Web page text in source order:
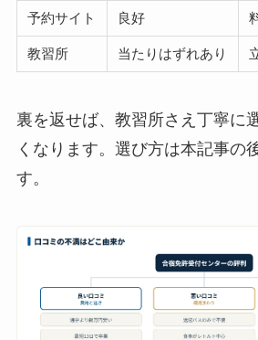
予約サイト 良好
教習所 当たりはずれあり
裏を返せば、教習所さえ丁寧に
くなります。選び方は本記事の
す。